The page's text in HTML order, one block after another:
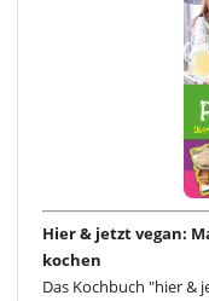
Hier & jetzt vegan:
kochen
Das Kochbuch "hier &